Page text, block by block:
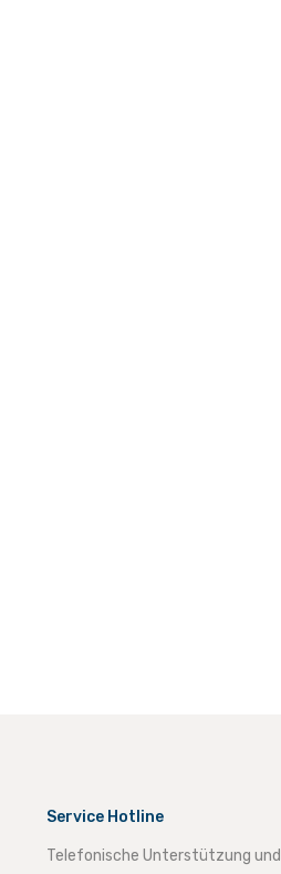
Service Hotline
Telefonische Unterstützung und